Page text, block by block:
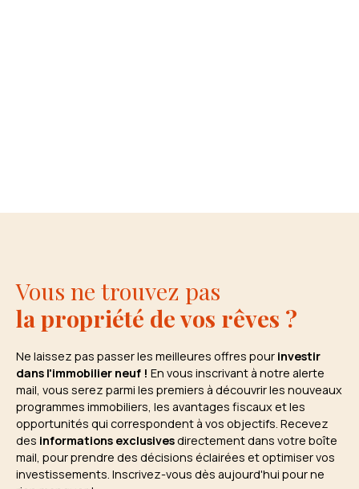
Vous ne trouvez pas
la propriété de vos rêves ?
Ne laissez pas passer les meilleures offres pour investir
dans l'immobilier neuf ! En vous inscrivant à notre alerte
mail, vous serez parmi les premiers à découvrir les nouveaux
programmes immobiliers, les avantages fiscaux et les
opportunités qui correspondent à vos objectifs. Recevez
des informations exclusivesdirectement dans votre boîte
mail, pour prendre des décisions éclairées et optimiser vos
investissements. Inscrivez-vous dès aujourd'hui pour ne